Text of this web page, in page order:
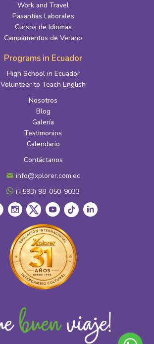
Work and Travel
Pasantías Laborales
Cursos de Idiomas
Campamentos de Verano
Programs in Ecuador
High School in Ecuador
Volunteer to Teach English
Nosotros
Blog
Galería
Testimonios
Calendario
Contáctanos
info@xplorer.com.ec
(+593) 98-050-9033